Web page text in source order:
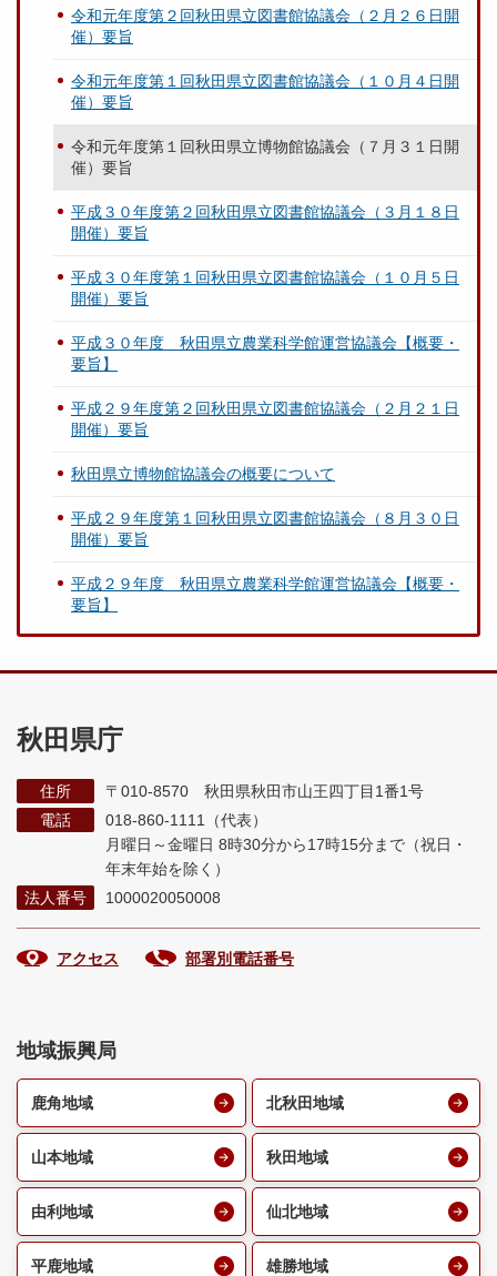
令和元年度第２回秋田県立図書館協議会（２月２６日開
催）要旨
令和元年度第１回秋田県立図書館協議会（１０月４日開
催）要旨
令和元年度第１回秋田県立博物館協議会（７月３１日開
催）要旨
平成３０年度第２回秋田県立図書館協議会（３月１８日
開催）要旨
平成３０年度第１回秋田県立図書館協議会（１０月５日
開催）要旨
平成３０年度 秋田県立農業科学館運営協議会【概要・
要旨】
平成２９年度第２回秋田県立図書館協議会（２月２１日
開催）要旨
秋田県立博物館協議会の概要について
平成２９年度第１回秋田県立図書館協議会（８月３０日
開催）要旨
平成２９年度 秋田県立農業科学館運営協議会【概要・
要旨】
秋田県庁
住所
〒010-8570 秋田県秋田市山王四丁目1番1号
電話
018-860-1111（代表）
月曜日～金曜日 8時30分から17時15分まで （祝日・
年末年始を除く）
法人番号
1000020050008
アクセス 部署別電話番号
地域振興局
鹿角地域 北秋田地域
山本地域 秋田地域
由利地域 仙北地域
平鹿地域 雄勝地域